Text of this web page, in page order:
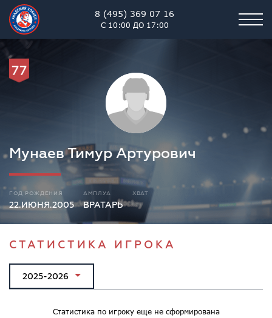
8 (495) 369 07 16
С 10:00 ДО 17:00
77
Мунаев Тимур Артурович
ГОД РОЖДЕНИЯ
22.ИЮНЯ.2005
АМПЛУА
ВРАТАРЬ
ХВАТ
СТАТИСТИКА ИГРОКА
2025-2026
Статистика по игроку еще не сформирована